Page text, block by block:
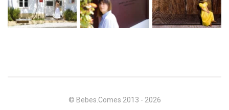
© Bebes.Comes 2013 - 2026